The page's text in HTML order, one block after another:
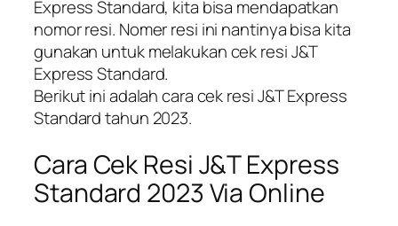
Express Standard, kita bisa mendapatkan
nomor resi. Nomer resi ini nantinya bisa kita
gunakan untuk melakukan cek resi J&T
Express Standard.
Berikut ini adalah cara cek resi J&T Express
Standard tahun 2023.
Cara Cek Resi J&T Express
Standard 2023 Via Online